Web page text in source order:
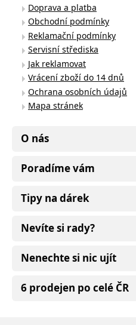
Doprava a platba
Obchodní podmínky
Reklamační podmínky
Servisní střediska
Jak reklamovat
Vrácení zboží do 14 dnů
Ochrana osobních údajů
Mapa stránek
O nás
Poradíme vám
Tipy na dárek
Nevíte si rady?
Nenechte si nic ujít
6 prodejen po celé ČR